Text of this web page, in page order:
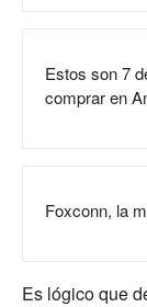
Estos son 7
comprar en
Foxconn, la
Es lógico que